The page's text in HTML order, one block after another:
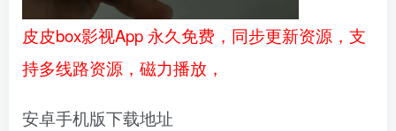
皮皮box影视App 永久免费，同步更新资源，支
持多线路资源，磁力播放，
安卓手机版下载地址